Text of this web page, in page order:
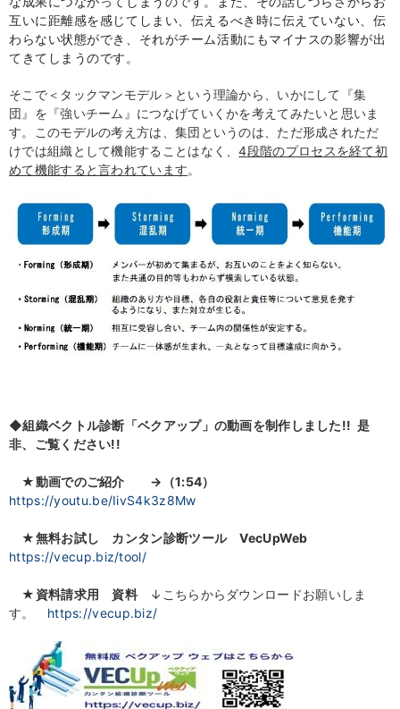
互いに距離感を感じてしまい、伝えるべき時に伝えていない、伝
わらない状態ができ、それがチーム活動にもマイナスの影響が出
てきてしまうのです。
そこで＜タックマンモデル＞という理論から、いかにして『集
団』を『強いチーム』につなげていくかを考えてみたいと思いま
す。このモデルの考え方は、集団というのは、ただ形成されただ
けでは組織として機能することはなく、4段階のプロセスを経て初
めて機能すると言われています。
◆組織ベクトル診断「ベクアップ」の動画を制作しました!! 是
非、ご覧ください!!
★動画でのご紹介 →（1:54）
https://youtu.be/IivS4k3z8Mw
★無料お試し カンタン診断ツール VecUpWeb
https://vecup.biz/tool/
★資料請求用 資料 ↓こちらからダウンロードお願いしま
す。 https://vecup.biz/